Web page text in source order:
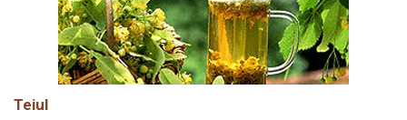
Teiul